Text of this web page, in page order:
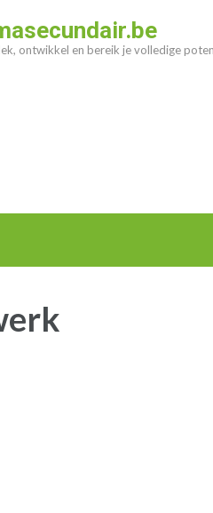
ontwikkel en bereik je volledige